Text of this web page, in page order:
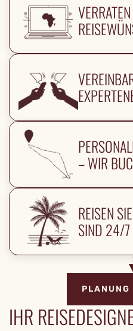
– WIR
REISEN
SIND 24/7
PLANUNG
IHR